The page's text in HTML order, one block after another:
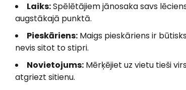
Laiks:Spēlētājiem jānosaka savs
augstākajā punktā.
Pieskāriens: Maigs pieskāriens ir
nevis sitot to stipri.
Novietojums: Mērķējiet uz vietu tieši
atgriezt sitienu.